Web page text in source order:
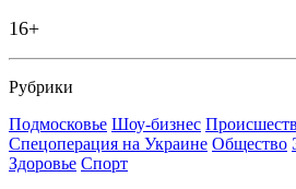
16+
Рубрики
Подмосковье Шоу-бизнес
Спецоперация на Украине Общество
Здоровье Спорт